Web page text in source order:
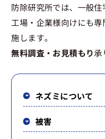
防除研究所では、一般
工場・企業様向けにも
施します。
無料調査・お見積もり承
ネズミについて
被害